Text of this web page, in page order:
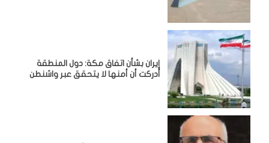
إيران بشأن اتفاق مكة: دول المنطقة
أدركت أن أمنها لا يتحقق عبر واشنطن